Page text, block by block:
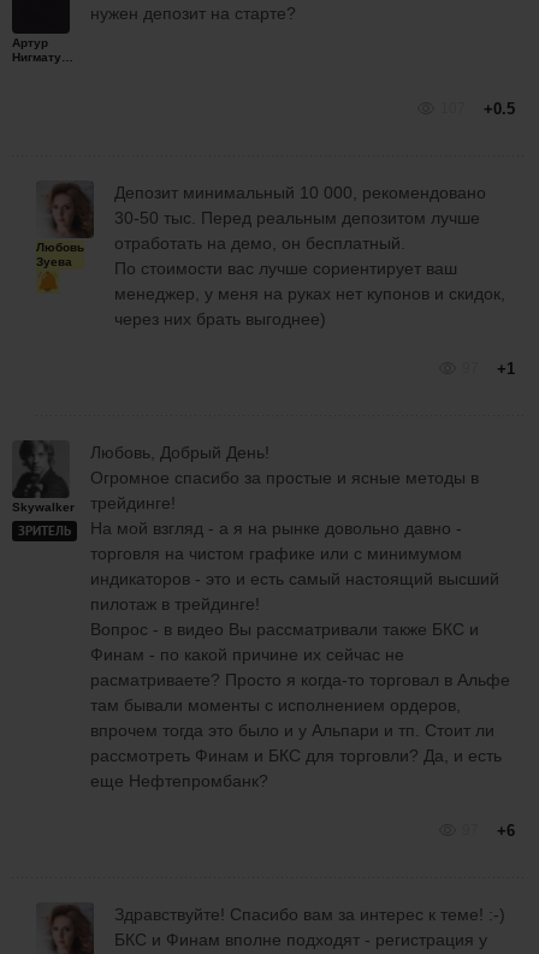
Артур
нужен депозит на старте?
+0.5
Любовь
Зуева
Депозит минимальный 10 000, рекомендовано
30-50 тыс. Перед реальным депозитом лучше
отработать на демо, он бесплатный.
По стоимости вас лучше сориентирует ваш
менеджер, у меня на руках нет купонов и скидок,
через них брать выгоднее)
+1
Skywalker
ЗРИТЕЛЬ
Любовь, Добрый День!
Огромное спасибо за простые и ясные методы в
трейдинге!
На мой взгляд - а я на рынке довольно давно -
торговля на чистом графике или с минимумом
индикаторов - это и есть самый настоящий высший
пилотаж в трейдинге!
Вопрос - в видео Вы рассматривали также БКС и
Финам - по какой причине их сейчас не
расматриваете? Просто я когда-то торговал в Альфе
там бывали моменты с исполнением ордеров,
впрочем тогда это было и у Альпари и тп. Стоит ли
рассмотреть Финам и БКС для торговли? Да, и есть
еще Нефтепромбанк?
+6
Здравствуйте! Спасибо вам за интерес к теме! :-)
БКС и Финам вполне подходят - регистрация у